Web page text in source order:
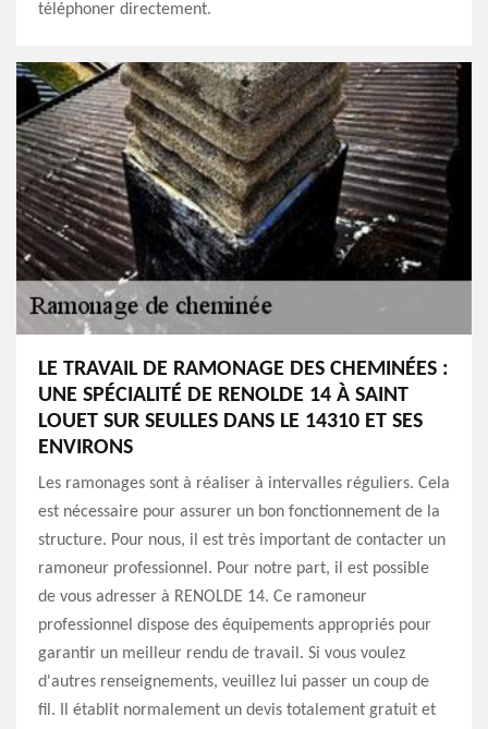
téléphoner directement.
LE TRAVAIL DE RAMONAGE DES CHEMINÉES :
UNE SPÉCIALITÉ DE RENOLDE 14 À SAINT
LOUET SUR SEULLES DANS LE 14310 ET SES
ENVIRONS
Les ramonages sont à réaliser à intervalles réguliers. Cela
est nécessaire pour assurer un bon fonctionnement de la
structure. Pour nous, il est très important de contacter un
ramoneur professionnel. Pour notre part, il est possible
de vous adresser à RENOLDE 14. Ce ramoneur
professionnel dispose des équipements appropriés pour
garantir un meilleur rendu de travail. Si vous voulez
d'autres renseignements, veuillez lui passer un coup de
fil. Il établit normalement un devis totalement gratuit et